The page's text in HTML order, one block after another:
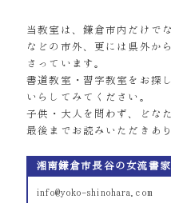
当教室は、鎌倉市内だけで
などの市外、更には県外か
さっています。
書道教室・習字教室をお探
いらしてみてください。
子供・大人を問わず、どな
最後までお読みいただきあ
湘南鎌倉市長谷の女流書
info@yoko-shinohara.com